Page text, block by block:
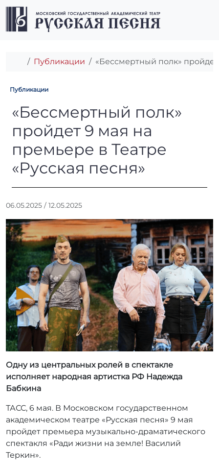
Перейти к содержимому
Перейти к футеру
Главная
Публикации «Бессмертный полк»
Публикации
«Бессмертный полк»
«Бессмертный полк»
пройдет 9 мая на
премьере в Театре
«Русская песня»
06.05.2025 / 12.05.2025
т
о
р
r
r
_
a
d
m
i
n
Одну из центральных ролей в спектакле
исполняет народная артистка РФ Надежда
Бабкина
ТАСС, 6 мая. В Московском государственном
академическом театре «Русская песня» 9 мая
пройдет премьера музыкально-драматического
спектакля «Ради жизни на земле! Василий
Теркин».